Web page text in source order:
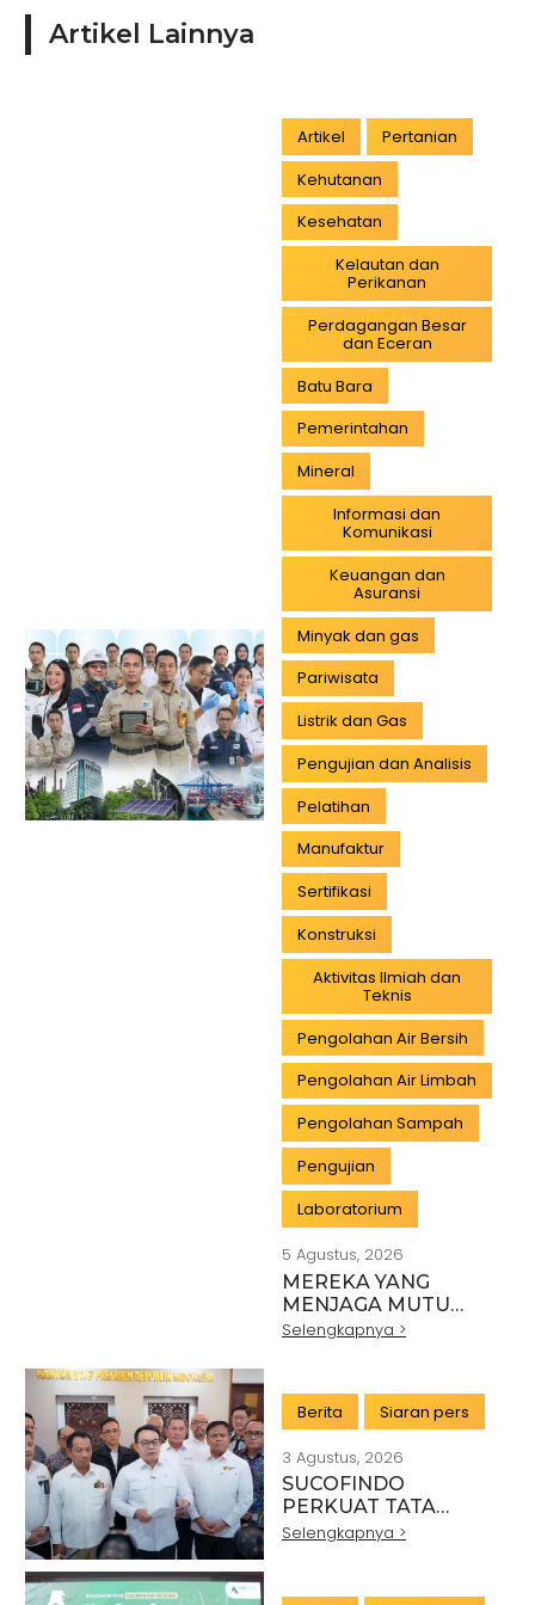
Artikel Lainnya
Artikel
Pertanian
Kehutanan
Kesehatan
Kelautan dan
Perikanan
Perdagangan Besar
dan Eceran
Batu Bara
Pemerintahan
Mineral
Informasi dan
Komunikasi
Keuangan dan
Asuransi
Minyak dan gas
Pariwisata
Listrik dan Gas
Pengujian dan Analisis
Pelatihan
Manufaktur
Sertifikasi
Konstruksi
Aktivitas Ilmiah dan
Teknis
Pengolahan Air Bersih
Pengolahan Air Limbah
Pengolahan Sampah
Pengujian
Laboratorium
5 Agustus, 2026
MEREKA YANG
MENJAGA MUTU
INDONESIA:
INDUSTRI
Selengkapnya >
Berita Siaran pers
3 Agustus, 2026
SUCOFINDO
PERKUAT TATA
KELOLA EKSPOR
DENGAN KSP DAN
Selengkapnya >